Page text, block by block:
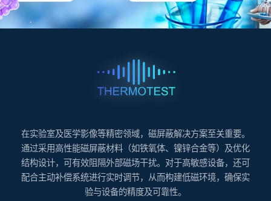
在实验室及医学影像等精密领域，磁屏蔽解决方案至关重要。
通过采用高性能磁屏蔽材料（如铁氧体、镍锌合金等）及优化
结构设计，可有效阻隔外部磁场干扰。对于高敏感设备，还可
配合主动补偿系统进行实时调节，从而构建低磁环境，确保实
验与设备的精度及可靠性。